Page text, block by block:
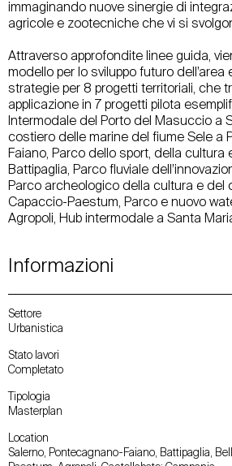
immaginando nuove sinergie di
agricole e zootecniche che vi si
Attraverso approfondite linee guida,
modello per lo sviluppo futuro dell’area
strategie per 8 progetti territoriali, che
applicazione in 7 progetti pilota
Intermodale del Porto del Masuccio a
costiero delle marine del fiume Sele a
Faiano, Parco dello sport, della cultura
Battipaglia, Parco fluviale
Parco archeologico della cultura e del
Capaccio-Paestum, Parco e nuovo
Agropoli, Hub intermodale a Santa
Informazioni
Settore
Urbanistica
Stato lavori
Completato
Tipologia
Masterplan
Location
Salerno, Pontecagnano-Faiano, Battipaglia,